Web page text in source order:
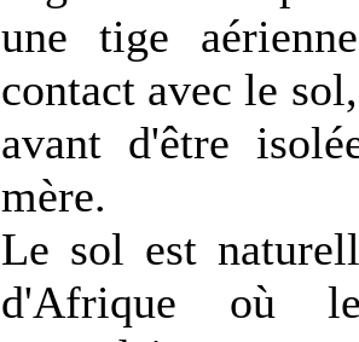
une tige
contact avec le
avant d'être
mère.
Le sol est
d'Afrique où